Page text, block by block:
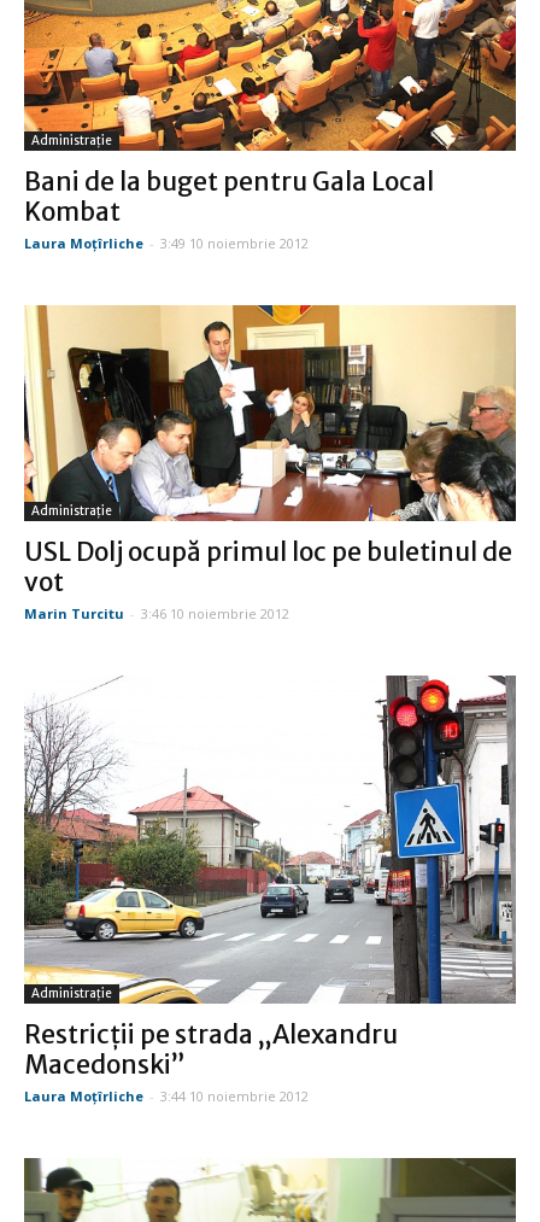
Administraţie
Bani de la buget pentru Gala Local
Kombat
Laura Moţîrliche - 3:49 10 noiembrie 2012
Administraţie
USL Dolj ocupă primul loc pe buletinul de
vot
Marin Turcitu - 3:46 10 noiembrie 2012
Administraţie
Restricţii pe strada „Alexandru
Macedonski”
Laura Moţîrliche - 3:44 10 noiembrie 2012